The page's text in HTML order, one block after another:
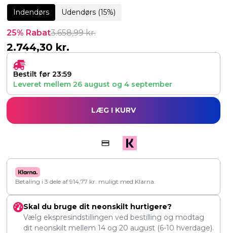
Indendørs Udendørs (15%)
25% Rabat3.658,99kr.
2.744,30 kr.
Bestilt før 23:59
Leveret mellem 26 august og 4 september
LÆG I KURV
Betaling i 3 dele af 914,77 kr. muligt med Klarna.
Skal du bruge dit neonskilt hurtigere?
Vælg ekspresindstillingen ved bestilling og modtag
dit neonskilt mellem 14 og 20 august (6-10 hverdage).